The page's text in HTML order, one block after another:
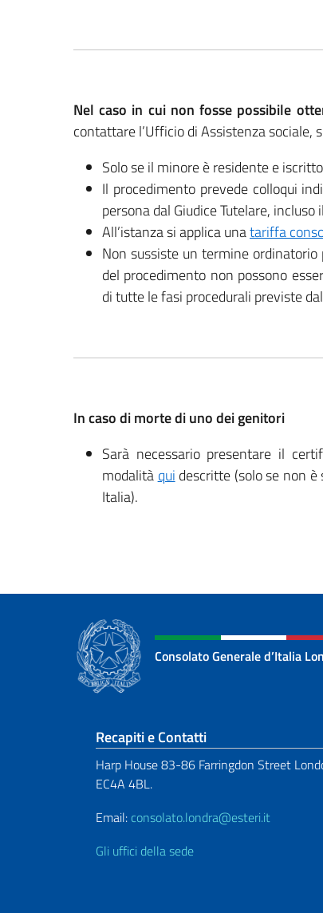
Nel caso in cui non fosse possibile
contattare l’Ufficio di Assistenza sociale,
Solo se il minore è residente e
Il procedimento prevede colloqui
persona dal Giudice Tutelare,
All’istanza si applica unatariffa
Non sussiste un termine
del procedimento non possono
di tutte le fasi procedurali previste
In caso di morte di uno dei genitori
Sarà necessario presentare il
modalità qui descritte (solo se non
Italia).
Consolato Generale d’Italia
Sezione footer
Recapiti e Contatti
Harp House 83-86 Farringdon Street
EC4A 4BL.
Email: consolato.londra@esteri.it
Gli uffici della sede